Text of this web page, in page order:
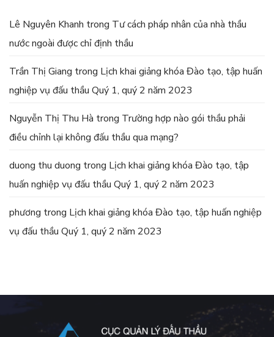
Lê Nguyên Khanh trong Tư cách pháp nhân của nhà thầu
nước ngoài được chỉ định thầu
Trần Thị Giang trong Lịch khai giảng khóa Đào tạo, tập huấn
nghiệp vụ đấu thầu Quý 1, quý 2 năm 2023
Nguyễn Thị Thu Hà trong Trường hợp nào gói thầu phải
điều chỉnh lại không đấu thầu qua mạng?
duong thu duong trong Lịch khai giảng khóa Đào tạo, tập
huấn nghiệp vụ đấu thầu Quý 1, quý 2 năm 2023
phương trong Lịch khai giảng khóa Đào tạo, tập huấn nghiệp
vụ đấu thầu Quý 1, quý 2 năm 2023